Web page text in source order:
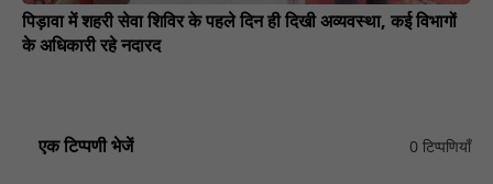
पिड़ावा में शहरी सेवा शिविर के पहले दिन ही दिखी अव्यवस्था, कई विभागों
के अधिकारी रहे नदारद
एक टिप्पणी भेजें 0 टिप्पणियाँ